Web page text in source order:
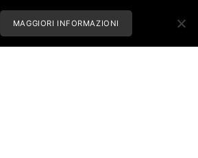
MAGGIORI INFORMAZIONI